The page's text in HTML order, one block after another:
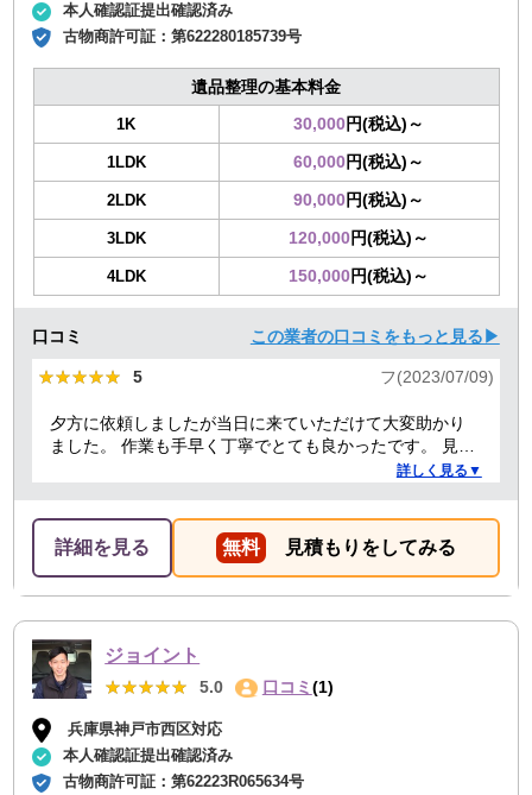
本人確認証提出確認済み
古物商許可証：第622280185739号
遺品整理の基本料金
1K 30,000円(税込)～
1LDK 60,000円(税込)～
2LDK 90,000円(税込)～
3LDK 120,000円(税込)～
4LDK 150,000円(税込)～
口コミ この業者の口コミをもっと見る▶
★★★★★
★★★★★ 5 フ(2023/07/09)
夕方に依頼しましたが当日に来ていただけて大変助かり
ました。 作業も手早く丁寧でとても良かったです。 見積
り金額以上の追加料金もありませんでした。 ありがとう
詳しく見る▼
詳細を見る 無料 見積もりをしてみる
ジョイント
★★★★★
★★★★★ 5.0 口コミ (1)
兵庫県神戸市西区対応
本人確認証提出確認済み
古物商許可証：第62223R065634号